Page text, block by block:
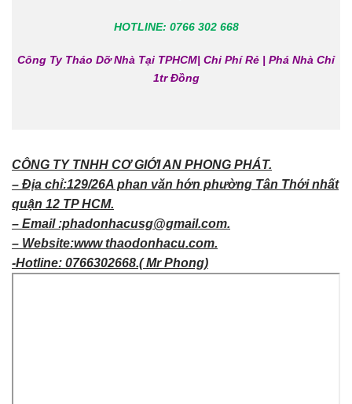
HOTLINE: 0766 302 668
Công Ty Tháo Dỡ Nhà Tại TPHCM| Chi Phí Rẻ | Phá Nhà Chỉ
1tr Đồng
CÔNG TY TNHH CƠ GIỚI AN PHONG PHÁT.
– Địa chỉ:129/26A phan văn hớn phường Tân Thới nhất
quận 12 TP HCM.
– Email :phadonhacusg@gmail.com.
– Website:www thaodonhacu.com.
-Hotline: 0766302668.( Mr Phong)